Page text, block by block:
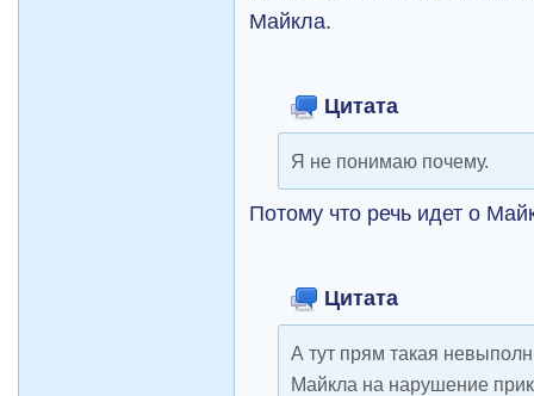
Майкла.
Цитата
Я не понимаю почему.
Потому что речь идет о
Цитата
А тут прям такая
Майкла на нарушение